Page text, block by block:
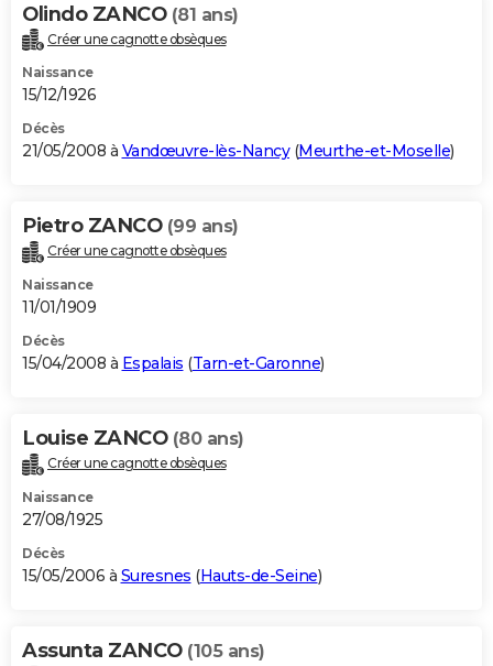
Olindo ZANCO (81 ans)
Créer une cagnotte obsèques
Naissance
15/12/1926
Décès
21/05/2008 à Vandœuvre-lès-Nancy(Meurthe-et-Moselle)
Pietro ZANCO (99 ans)
Créer une cagnotte obsèques
Naissance
11/01/1909
Décès
15/04/2008 à Espalais (Tarn-et-Garonne)
Louise ZANCO (80 ans)
Créer une cagnotte obsèques
Naissance
27/08/1925
Décès
15/05/2006 à Suresnes (Hauts-de-Seine)
Assunta ZANCO (105 ans)